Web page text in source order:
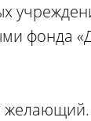
фонда